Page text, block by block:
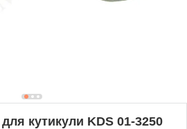
кутикули KDS 01-3250